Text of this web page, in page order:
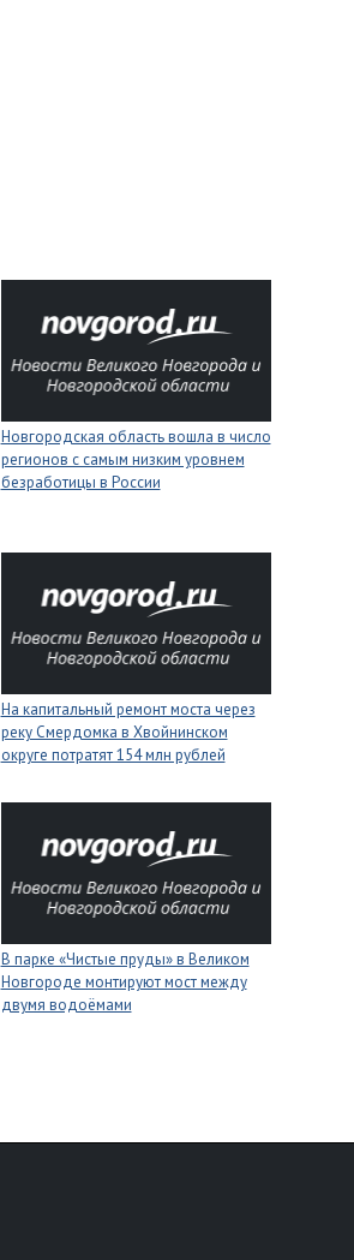
Новгородская область вошла в число
регионов с самым низким уровнем
безработицы в России
На капитальный ремонт моста через
реку Смердомка в Хвойнинском
округе потратят 154 млн рублей
В парке «Чистые пруды» в Великом
Новгороде монтируют мост между
двумя водоёмами